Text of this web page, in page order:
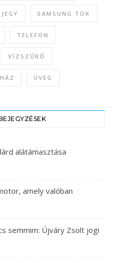
SAMSUNG TOK
TELEFON
VÍZSZŰRŐ
ÜVEG
alátámasztása
amely valóban
semmim: Újváry Zsolt jogi